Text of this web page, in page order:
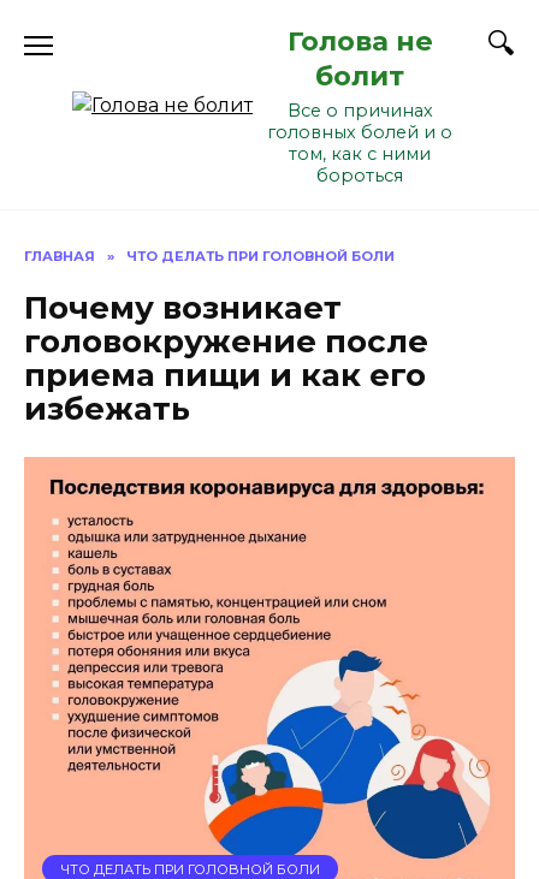
Голова не
болит
Все о причинах
головных болей и о
том, как с ними
бороться
ГЛАВНАЯ » ЧТО ДЕЛАТЬ ПРИ ГОЛОВНОЙ БОЛИ
Почему возникает
головокружение после
приема пищи и как его
избежать
ЧТО ДЕЛАТЬ ПРИ ГОЛОВНОЙ БОЛИ